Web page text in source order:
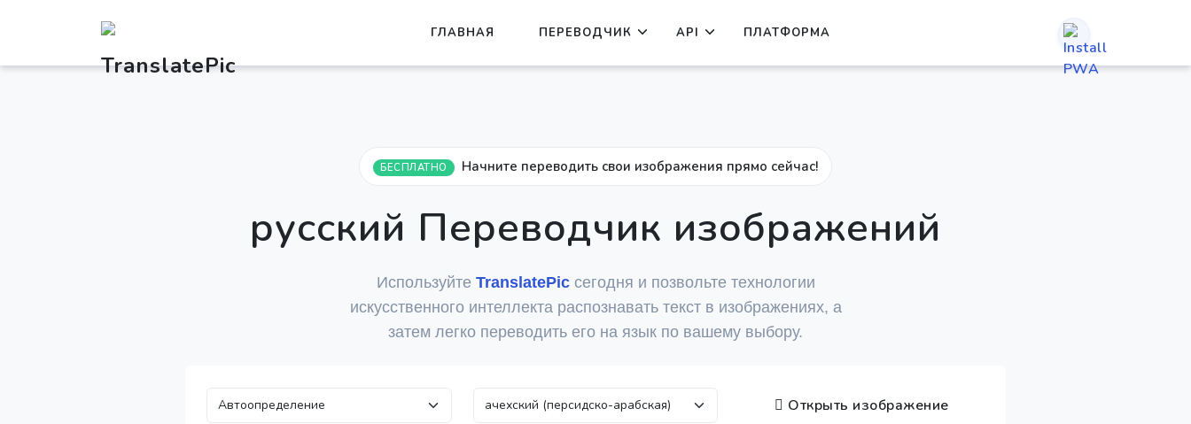
ГЛАВНАЯ ПЕРЕВОДЧИК API ПЛАТФОРМА
БЕСПЛАТНО Начните переводить свои изображения прямо сейчас!
русский Переводчик изображений
Используйте TranslatePicсегодня и позвольте технологии
искусственного интеллекта распознавать текст в изображениях, а
затем легко переводить его на язык по вашему выбору.
Открыть изображение